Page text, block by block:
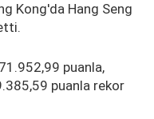
Kong'da Hang Seng
puanla,
puanla rekor